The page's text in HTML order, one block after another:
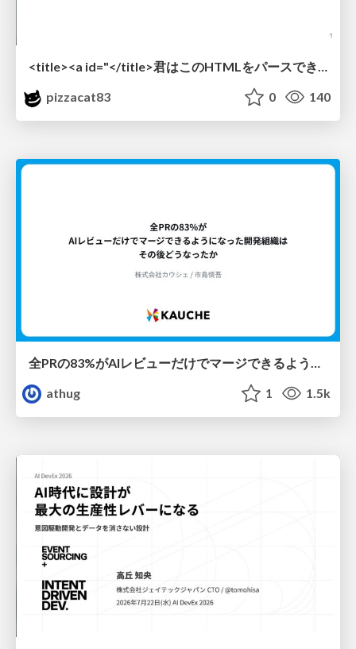
<title><a id="</title>君はこのHTMLをパースできるか"></a></title> #雑LT_study
pizzacat83
0 140
athug
1 1.5k